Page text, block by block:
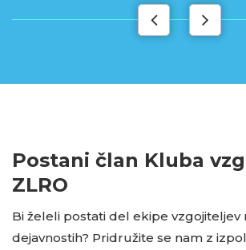
Postani član Kluba
ZLRO
Bi želeli postati del ekipe vzgojiteljev
dejavnostih? Pridružite se nam z